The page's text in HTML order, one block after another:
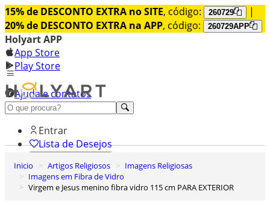
15% de DESCONTO EXTRA no SITE, código: 260729
|
20% de DESCONTO EXTRA na APP, código: 260729APP
Holyart APP
App Store
Play Store
Ajuda e contatos
Conheça premium
Entrar
Lista de Desejos
0
Carrinho de Compras
Inicio Artigos Religiosos
Imagens Religiosas
Imagens em Fibra de Vidro
Virgem e Jesus menino fibra vidro 115 cm PARA EXTERIOR